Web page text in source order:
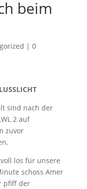
beim
| 0
sind nach der
2 auf
zuvor
los für unsere
schoss Amer
pfiff der